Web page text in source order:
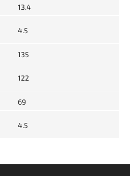
13.4
4.5
135
122
69
4.5